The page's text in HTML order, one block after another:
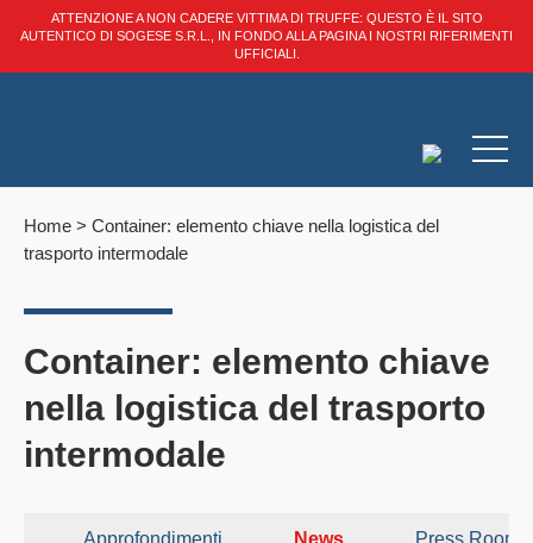
ATTENZIONE A NON CADERE VITTIMA DI TRUFFE: QUESTO È IL SITO
AUTENTICO DI SOGESE S.R.L., IN FONDO ALLA PAGINA I NOSTRI RIFERIMENTI
UFFICIALI.
Home > Container: elemento chiave nella logistica del
trasporto intermodale
Container: elemento chiave
nella logistica del trasporto
intermodale
Approfondimenti News Press Room